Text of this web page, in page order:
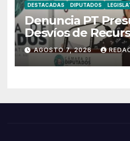
DESTACADAS DIPUTADOS
Denuncia PT
Desvíos de
Municipios de
AGOSTO 7, 2026